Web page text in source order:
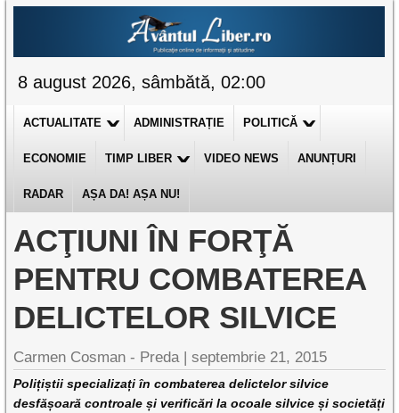
8 august 2026, sâmbătă, 02:00
ACTUALITATE ADMINISTRAȚIE POLITICĂ
ECONOMIE TIMP LIBER VIDEO NEWS ANUNȚURI
RADAR AȘA DA! AȘA NU!
ACŢIUNI ÎN FORŢĂ
PENTRU COMBATEREA
DELICTELOR SILVICE
Carmen Cosman - Preda |septembrie 21, 2015
Polițiștii specializați în combaterea delictelor silvice
desfășoară controale și verificări la ocoale silvice și societăți